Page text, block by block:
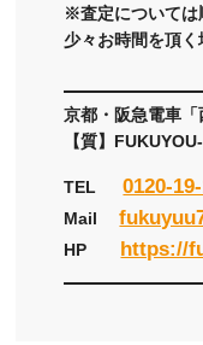
※査定については
少々お時間を頂く
京都・阪急電車
【質】
TEL0120-
Mail
HP https://